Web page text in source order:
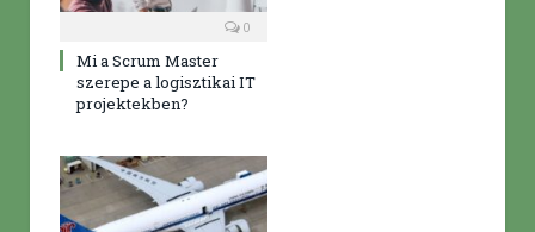
0
Mi a Scrum Master
szerepe a logisztikai IT
projektekben?